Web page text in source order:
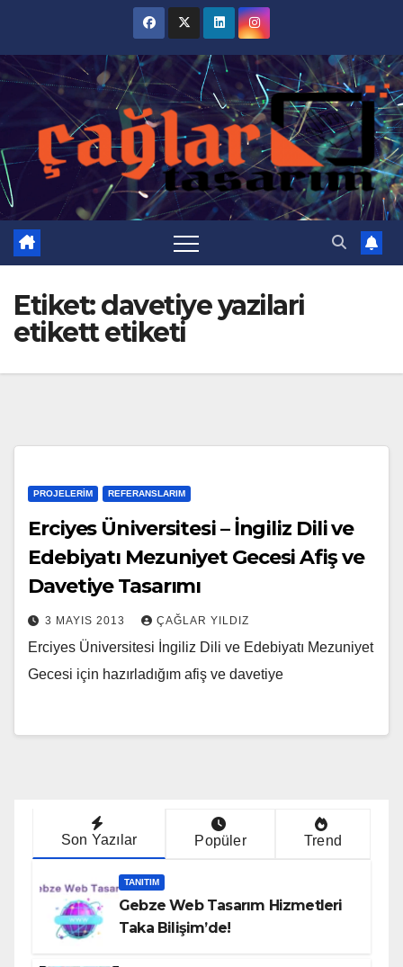
content
Etiket:davetiye yazilari
etikett etiketi
PROJELERIM REFERANSLARIM
Erciyes Üniversitesi – İngiliz Dili ve
Edebiyatı Mezuniyet Gecesi Afiş ve
Davetiye Tasarımı
3 MAYIS 2013 ÇAĞLAR YILDIZ
Erciyes Üniversitesi İngiliz Dili ve Edebiyatı Mezuniyet
Gecesi için hazırladığım afiş ve davetiye
Son Yazılar Popüler Trend
TANITIM
Gebze Web Tasarım Hizmetleri
Taka Bilişim’de!